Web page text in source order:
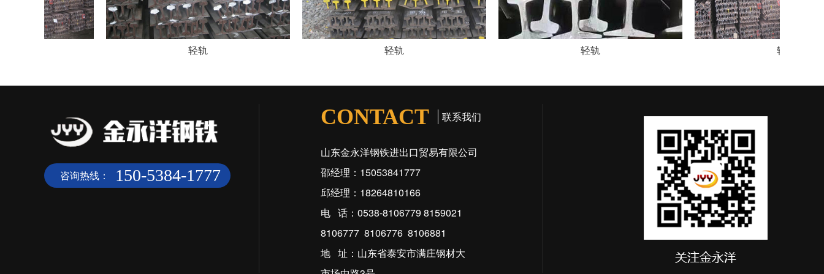
咨询热线： 150-5384-1777
CONTACT 联系我们
山东金永洋钢铁进出口贸易有限公司
邵经理：15053841777
邱经理：18264810166
电 话：0538-8106779 8159021
8106777 8106776 8106881
地 址：山东省泰安市满庄钢材大